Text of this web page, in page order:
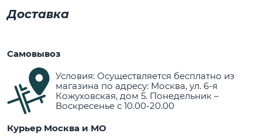
Доставка
Самовывоз
Условия: Осуществляется бесплатно из
магазина по адресу: Москва, ул. 6-я
Кожуховская, дом 5. Понедельник –
Воскресенье с 10.00-20.00
Курьер Москва и МО